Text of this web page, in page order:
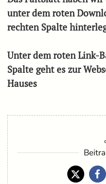
unter dem roten
rechten Spalte
Unter dem roten Link-
Spalte geht es zur
Hauses